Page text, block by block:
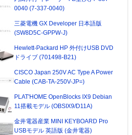
0040 (7-337-0040)
三菱電機 GX Developer 日本語版
(SW8D5C-GPPW-J)
Hewlett-Packard HP 外付けUSB DVD
ドライブ (701498-B21)
CISCO Japan 250V AC Type A Power
Cable (CAB-TA-250V-JP=)
PLAT'HOME OpenBlocks IX9 Debian
11搭載モデル (OBSIX9/D11A)
金井電器産業 MINI KEYBOARD Pro
USBモデル 英語版 (金井電器)